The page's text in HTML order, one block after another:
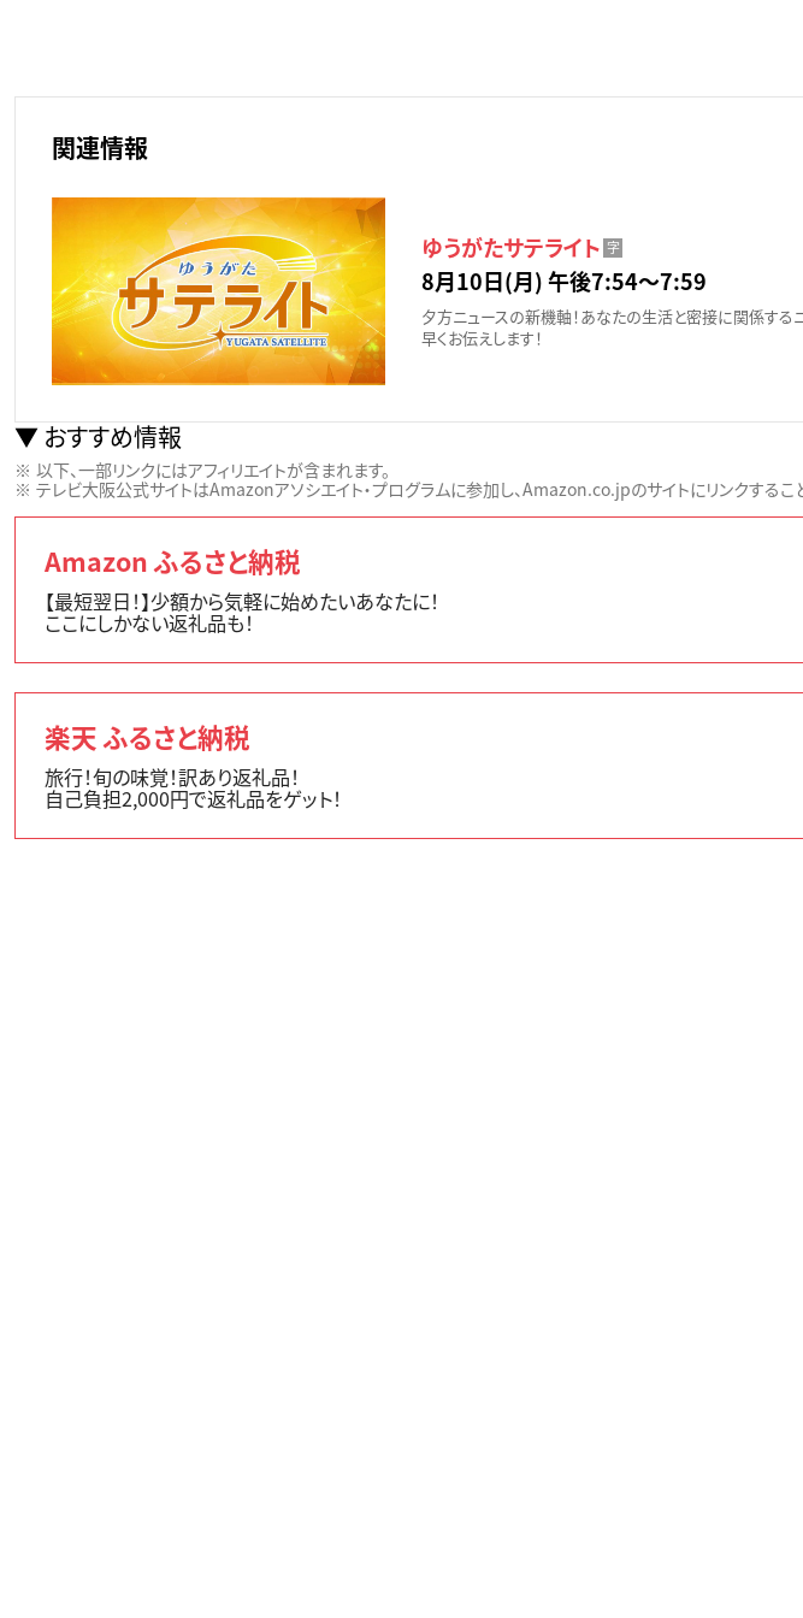
関連情報
ゆうがたサテライト 字
8月10日(月) 午後7:54〜7:59
夕方ニュースの新機軸！あなたの生活と密接に関係する
早くお伝えします！
おすすめ情報
以下、一部リンクにはアフィリエイトが含まれます。
テレビ大阪公式サイトはAmazonアソシエイト・プログラムに参加し、Amazon.co.jpのサイトにリンクするこ
Amazon ふるさと納税
【最短翌日！】少額から気軽に始めたいあなたに！
ここにしかない返礼品も！
楽天 ふるさと納税
旅行！旬の味覚！訳あり返礼品！
自己負担2,000円で返礼品をゲット！